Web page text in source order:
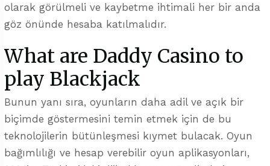
olarak görülmeli ve kaybetme ihtimali her bir anda
göz önünde hesaba katılmalıdır.
What are Daddy Casino to
play Blackjack
Bunun yanı sıra, oyunların daha adil ve açık bir
biçimde göstermesini temin etmek için de bu
teknolojilerin bütünleşmesi kıymet bulacak. Oyun
bağımlılığı ve hesap verebilir oyun aplikasyonları,